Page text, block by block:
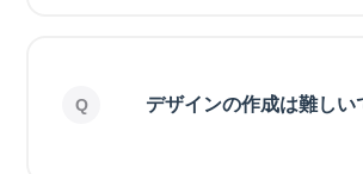
デザインの作成は難しい